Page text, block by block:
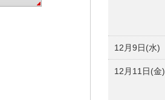
12月9日(水)
12月11日(金)